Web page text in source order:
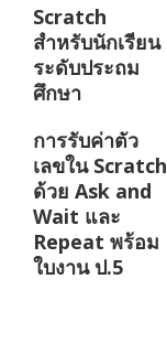
Scratch
สำหรับนักเรียน
ระดับประถม
ศึกษา
การรับค่าตัว
เลขใน Scratch
ด้วย Ask and
Wait และ
Repeat พร้อม
ใบงาน ป.5